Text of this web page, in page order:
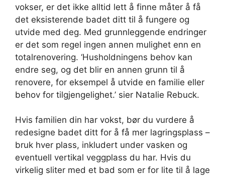
vokser, er det ikke alltid lett å finne måter å få
det eksisterende badet ditt til å fungere og
utvide med deg. Med grunnleggende endringer
er det som regel ingen annen mulighet enn en
totalrenovering. ‘Husholdningens behov kan
endre seg, og det blir en annen grunn til å
renovere, for eksempel å utvide en familie eller
behov for tilgjengelighet.’ sier Natalie Rebuck.
Hvis familien din har vokst, bør du vurdere å
redesigne badet ditt for å få mer lagringsplass –
bruk hver plass, inkludert under vasken og
eventuell vertikal veggplass du har. Hvis du
virkelig sliter med et bad som er for lite til å lage